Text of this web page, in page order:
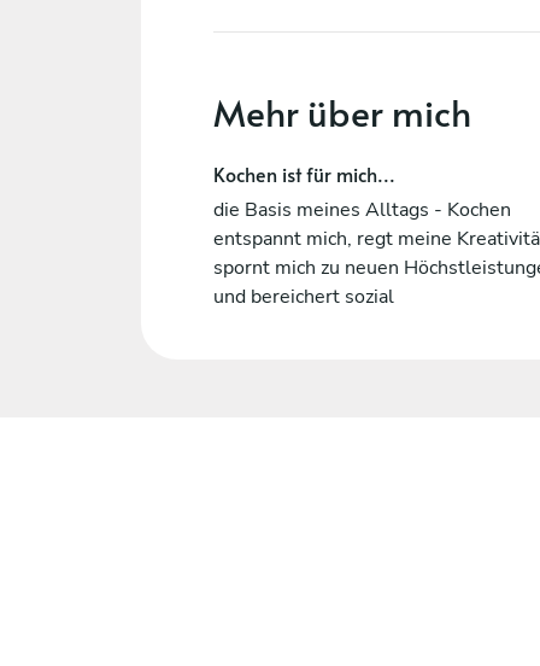
Mehr über mich
Kochen ist für mich...
die Basis meines Alltags - Kochen
entspannt mich, regt meine
spornt mich zu neuen
und bereichert sozial